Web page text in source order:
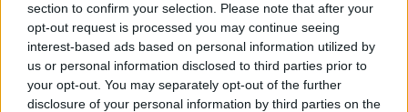
section to confirm your selection. Please note that after your
opt-out request is processed you may continue seeing
interest-based ads based on personal information utilized by
us or personal information disclosed to third parties prior to
your opt-out. You may separately opt-out of the further
disclosure of your personal information by third parties on the